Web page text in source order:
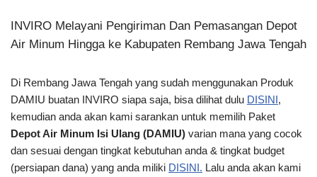
INVIRO Melayani Pengiriman Dan Pemasangan Depot
Air Minum Hingga ke Kabupaten Rembang Jawa Tengah
Di Rembang Jawa Tengah yang sudah menggunakan Produk
DAMIU buatan INVIRO siapa saja, bisa dilihat dulu DISINI,
kemudian anda akan kami sarankan untuk memilih Paket
Depot Air Minum Isi Ulang (DAMIU) varian mana yang cocok
dan sesuai dengan tingkat kebutuhan anda & tingkat budget
(persiapan dana) yang anda miliki DISINI. Lalu anda akan kami